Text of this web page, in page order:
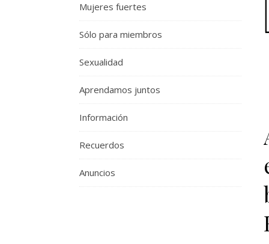
Mujeres fuertes
Sólo para miembros
Sexualidad
Aprendamos juntos
Información
Recuerdos
Anuncios